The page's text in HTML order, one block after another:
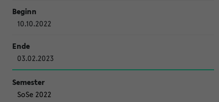
10.10.2022
03.02.2023
SoSe 2022